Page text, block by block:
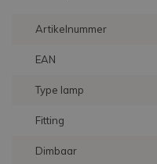
Artikelnummer
EAN
Type lamp
Fitting
Dimbaar